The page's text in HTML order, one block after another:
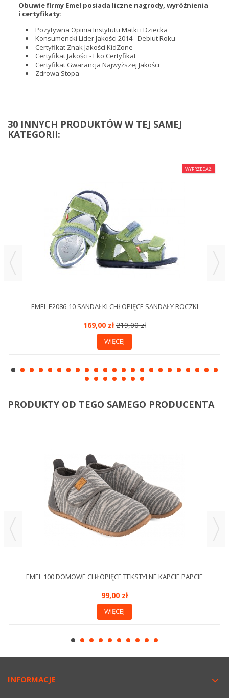
Obuwie firmy Emel posiada liczne nagrody, wyróżnienia
i certyfikaty:
Pozytywna Opinia Instytutu Matki i Dziecka
Konsumencki Lider Jakości 2014 - Debiut Roku
Certyfikat Znak Jakości KidZone
Certyfikat Jakości - Eko Certyfikat
Certyfikat Gwarancja Najwyższej Jakości
Zdrowa Stopa
30 INNYCH PRODUKTÓW W TEJ SAMEJ
KATEGORII:
WYPRZEDAŻ!
EMEL E2086-10 SANDAŁKI CHŁOPIĘCE SANDAŁY ROCZKI
169,00 zł219,00 zł
WIĘCEJ
PRODUKTY OD TEGO SAMEGO PRODUCENTA
EMEL 100 DOMOWE CHŁOPIĘCE TEKSTYLNE KAPCIE PAPCIE
99,00 zł
WIĘCEJ
INFORMACJE